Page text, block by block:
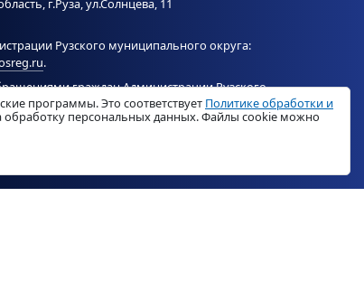
Рузского муниципального округа:
.
граждан Администрации Рузского
ruza_og_argo@mosreg.ru.
программы. Это соответствует Политике обработки и
обработку персональных данных. Файлы cookie можно